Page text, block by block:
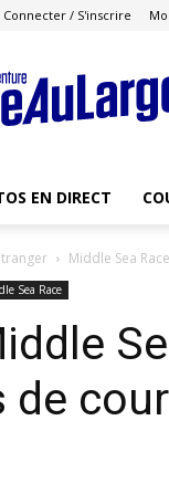
Connecter / S'inscrire
Course
au
Large
EN DIRECT
Middle Sea Race
Sea Race
de